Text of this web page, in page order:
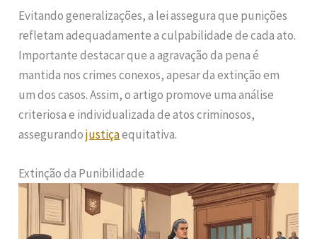
Evitando generalizações, a lei assegura que punições
refletam adequadamente a culpabilidade de cada ato.
Importante destacar que a agravação da pena é
mantida nos crimes conexos, apesar da extinção em
um dos casos. Assim, o artigo promove uma análise
criteriosa e individualizada de atos criminosos,
assegurandojustiçaequitativa.
Extinção da Punibilidade